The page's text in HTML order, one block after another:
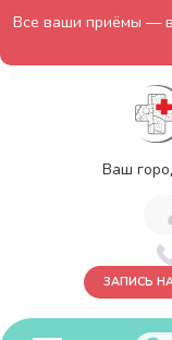
Все ваши приёмы —
Ваш
ЗАПИСЬ